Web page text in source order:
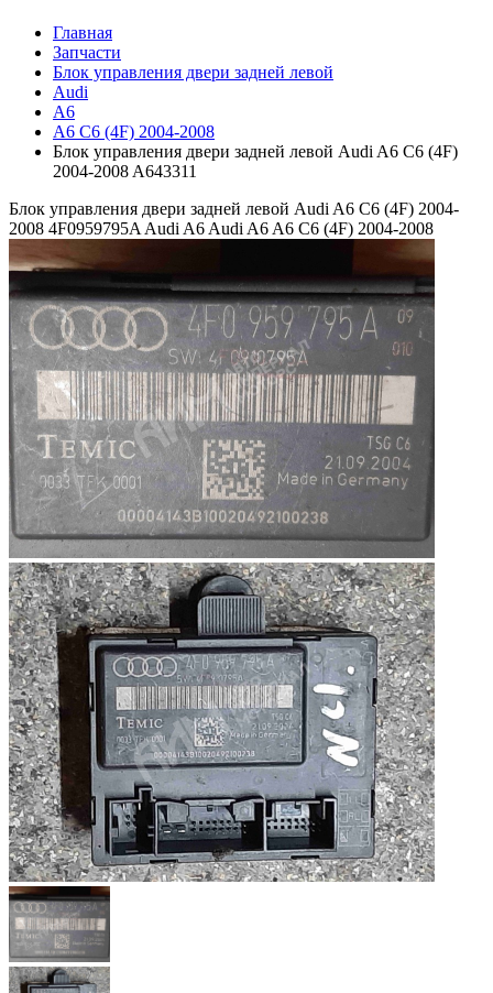
Главная
Запчасти
Блок управления двери задней левой
Audi
A6
A6 C6 (4F) 2004-2008
Блок управления двери задней левой Audi A6 C6 (4F)
2004-2008 A643311
Блок управления двери задней левой Audi A6 C6 (4F) 2004-
2008 4F0959795A Audi A6 Audi A6 A6 C6 (4F) 2004-2008